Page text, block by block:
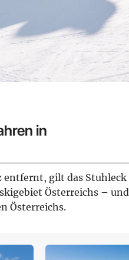
in
entfernt, gilt das Stuhleck
Österreichs – und
Österreichs.